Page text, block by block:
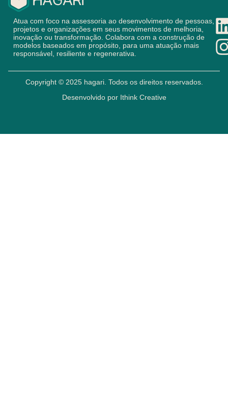
Atua com foco na assessoria ao desenvolvimento de pessoas,
projetos e organizações em seus movimentos de melhoria,
inovação ou transformação. Colabora com a construção de
modelos baseados em propósito, para uma atuação mais
responsável, resiliente e regenerativa.
Copyright © 2025 hagari. Todos os direitos reservados.
Desenvolvido por Ithink Creative